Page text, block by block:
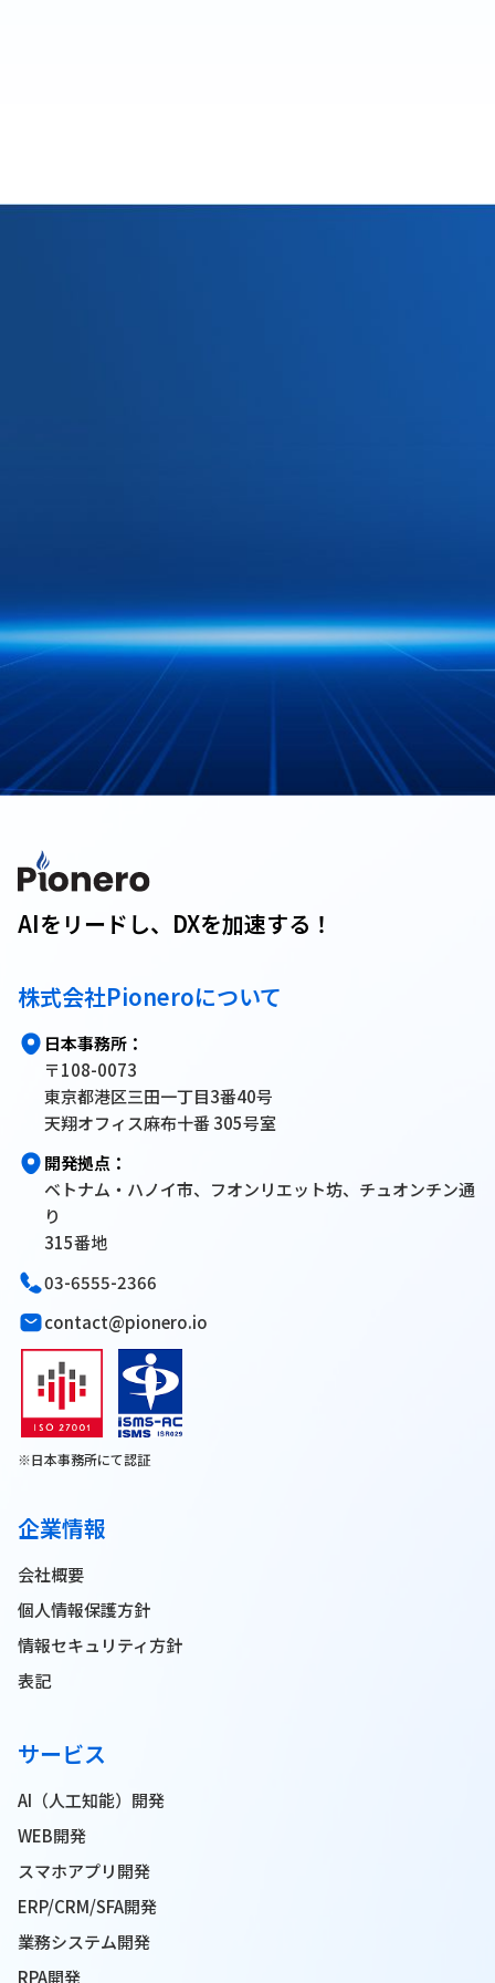
AIをリードし、DXを加速する！
株式会社Pioneroについて
日本事務所：
〒108-0073
東京都港区三田一丁目3番40号
天翔オフィス麻布十番 305号室
開発拠点：
ベトナム・ハノイ市、フオンリエット坊、チュオンチン通
り
315番地
03-6555-2366
contact@pionero.io
※日本事務所にて認証
企業情報
会社概要
個人情報保護方針
情報セキュリティ方針
表記
サービス
AI（人工知能）開発
WEB開発
スマホアプリ開発
ERP/CRM/SFA開発
業務システム開発
RPA開発